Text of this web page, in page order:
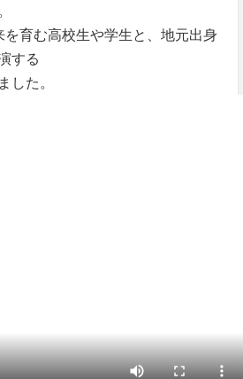
育む高校生や学生と、地元出身
する
した。